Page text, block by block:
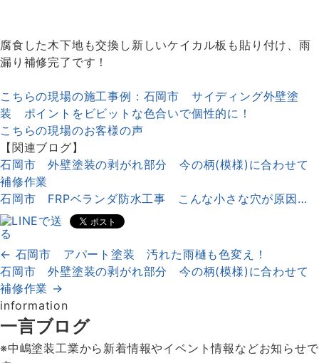
腐食した木下地も交換し新しいケイカル板も貼り付け、雨
漏り補修完了です！
こちらの現場の施工事例：石岡市 サイディング外壁塗
装 ポイントをビビットな色合いで個性的に！
こちらの現場のお客様の声
【関連ブログ】
石岡市 外壁塗装の剥がれ部分 今の柄(模様)に合わせて
補修作業
石岡市 FRPベランダ防水工事 こんな小さな穴が原因…
← 石岡市 アパート塗装 汚れた雨樋も色変え！
石岡市 外壁塗装の剥がれ部分 今の柄(模様)に合わせて
補修作業 →
information
一言ブログ
※中嶋塗装工業から新着情報やイベント情報などお知らせで